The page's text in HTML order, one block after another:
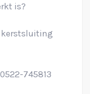
is?
kerstsluiting
745813